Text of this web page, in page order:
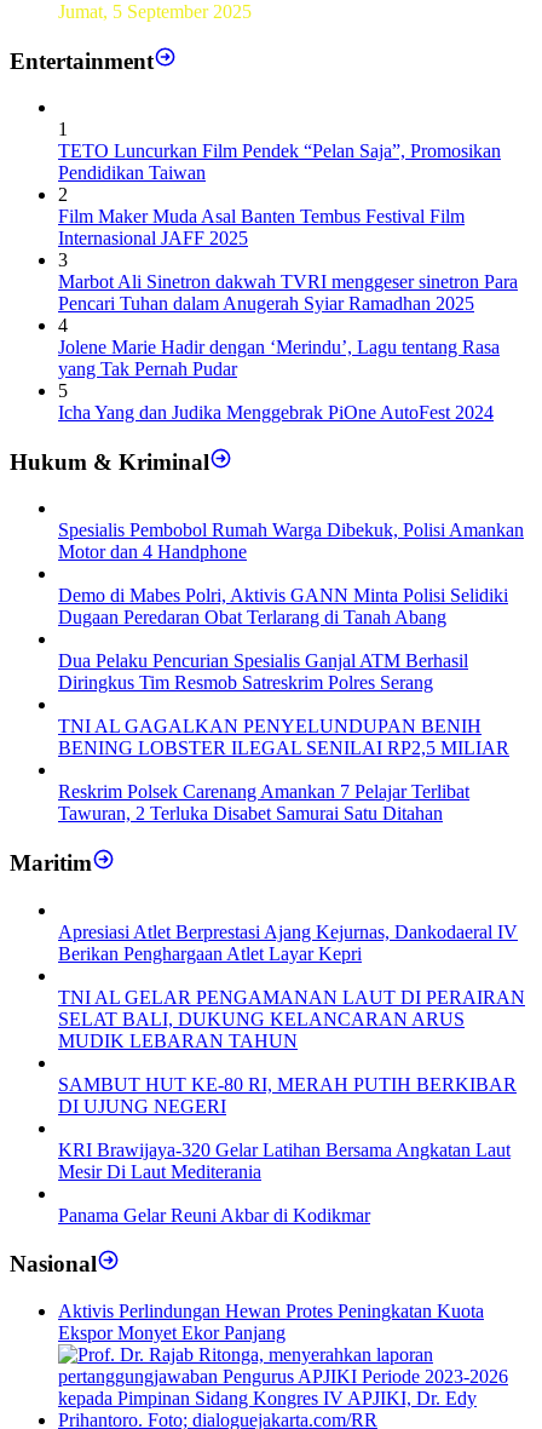
Jumat, 5 September 2025
Entertainment
1
TETO Luncurkan Film Pendek “Pelan Saja”, Promosikan
Pendidikan Taiwan
2
Film Maker Muda Asal Banten Tembus Festival Film
Internasional JAFF 2025
3
Marbot Ali Sinetron dakwah TVRI menggeser sinetron Para
Pencari Tuhan dalam Anugerah Syiar Ramadhan 2025
4
Jolene Marie Hadir dengan ‘Merindu’, Lagu tentang Rasa
yang Tak Pernah Pudar
5
Icha Yang dan Judika Menggebrak PiOne AutoFest 2024
Hukum & Kriminal
Spesialis Pembobol Rumah Warga Dibekuk, Polisi Amankan
Motor dan 4 Handphone
Demo di Mabes Polri, Aktivis GANN Minta Polisi Selidiki
Dugaan Peredaran Obat Terlarang di Tanah Abang
Dua Pelaku Pencurian Spesialis Ganjal ATM Berhasil
Diringkus Tim Resmob Satreskrim Polres Serang
TNI AL GAGALKAN PENYELUNDUPAN BENIH
BENING LOBSTER ILEGAL SENILAI RP2,5 MILIAR
Reskrim Polsek Carenang Amankan 7 Pelajar Terlibat
Tawuran, 2 Terluka Disabet Samurai Satu Ditahan
Maritim
Apresiasi Atlet Berprestasi Ajang Kejurnas, Dankodaeral IV
Berikan Penghargaan Atlet Layar Kepri
TNI AL GELAR PENGAMANAN LAUT DI PERAIRAN
SELAT BALI, DUKUNG KELANCARAN ARUS
MUDIK LEBARAN TAHUN
SAMBUT HUT KE-80 RI, MERAH PUTIH BERKIBAR
DI UJUNG NEGERI
KRI Brawijaya-320 Gelar Latihan Bersama Angkatan Laut
Mesir Di Laut Mediterania
Panama Gelar Reuni Akbar di Kodikmar
Nasional
Aktivis Perlindungan Hewan Protes Peningkatan Kuota
Ekspor Monyet Ekor Panjang